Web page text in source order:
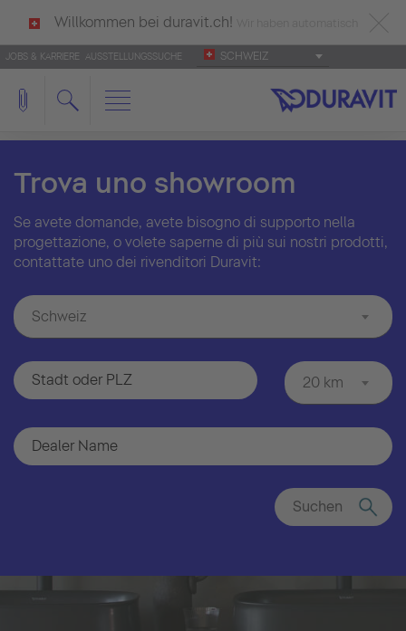
Willkommen bei duravit.ch!
deutsch als Ihre Sprache erkannt.
Français Italiano
JOBS & KARRIERE AUSSTELLUNGSSUCHE SCHWEIZ
Trova uno showroom
Se avete domande, avete bisogno di supporto nella
progettazione, o volete saperne di più sui nostri prodotti,
contattate uno dei rivenditori Duravit:
Schweiz
20 km
Suchen